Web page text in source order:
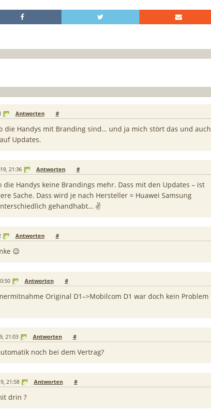
Antworten #
die Handys mit Branding sind… und ja mich stört das und auch
Updates.
21:36 Antworten #
die Handys keine Brandings mehr. Dass mit den Updates – ist
Sache. Dass wird je nach Hersteller = Huawei Samsung
gehandhabt… ✌️
Antworten #
😉
Antworten #
Original D1–>Mobilcom D1 war doch kein Problem
21:03 Antworten #
noch bei dem Vertrag?
21:58 Antworten #
drin ?